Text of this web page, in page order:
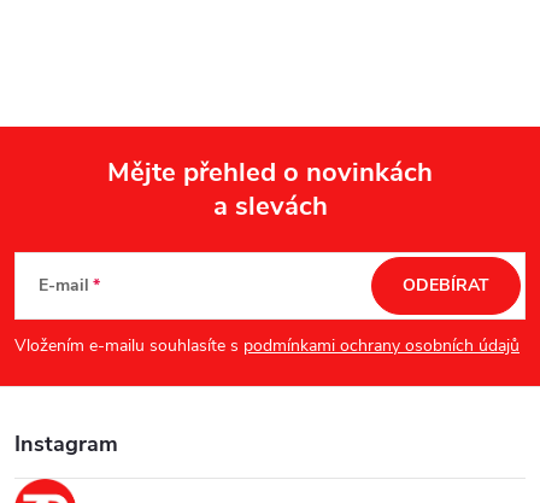
p
a
t
Mějte přehled o novinkách
a slevách
E-mail
Vložením e-mailu souhlasíte s podmínkami ochrany osobních údajů
ODEBÍRAT
Instagram